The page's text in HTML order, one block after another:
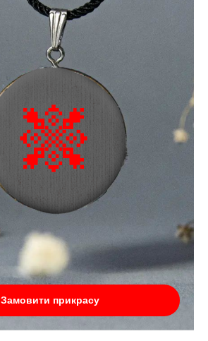
Замовити прикрасу